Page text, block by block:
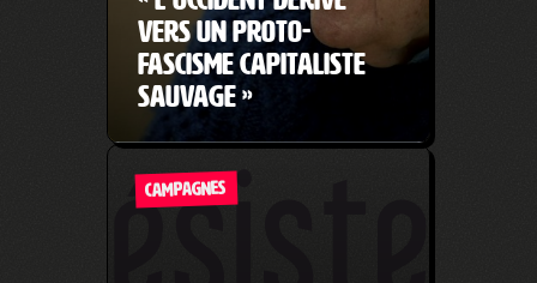
vers un proto-
fascisme capitaliste
sauvage »
CAMPAGNES